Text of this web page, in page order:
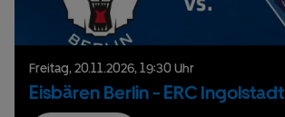
Freitag,20.11.2026,19:30 Uhr
Eisbären Berlin - ERC Ingolstadt